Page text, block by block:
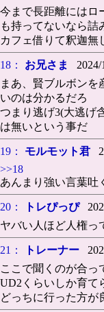
今まで長距離にはロ
も持ってないなら詰
カフェ借りて釈迦
18： お兄さま 2024/
まあ、賢ブルボンを
いのは分かるだろ
つまり逃げ3(大逃げ
は無いという事だ
19： モルモット君
>>18
あんまり強い言葉吐
20： トレぴっぴ
ヤバい人ほど人権っ
21： トレーナー
ここで聞くのが合っ
UD2くらいしか育て
どっちに行った方が